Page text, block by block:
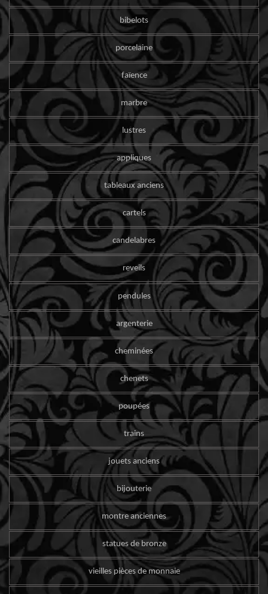
bibelots
porcelaine
faïence
marbre
lustres
appliques
tableaux anciens
cartels
candelabres
reveils
pendules
argenterie
cheminées
chenets
poupées
trains
jouets anciens
bijouterie
montre anciennes
statues de bronze
vieilles pièces de monnaie